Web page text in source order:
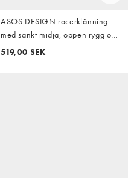
ASOS DESIGN racerklänning
med sänkt midja, öppen rygg och
knytband, midi, svart
519,00 SEK